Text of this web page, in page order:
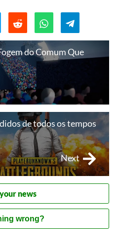
do Comum Que
de todos os tempos
Next
news
wrong?